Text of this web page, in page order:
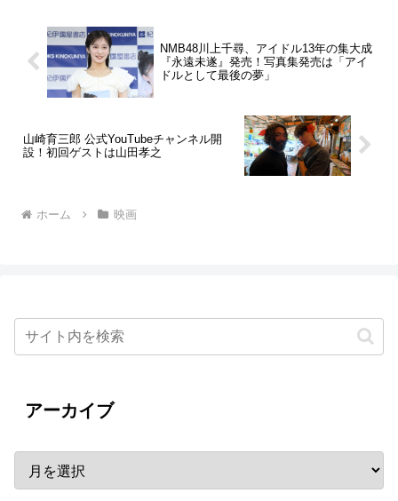
NMB48川上千尋、アイドル13年の集大成
『永遠未遂』発売！写真集発売は「アイ
ドルとして最後の夢」
山崎育三郎 公式YouTubeチャンネル開
設！初回ゲストは山田孝之
ホーム 映画
アーカイブ